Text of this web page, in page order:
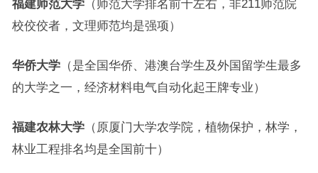
福建师范大学（师范大学排名前十左右，非211师范院
校佼佼者，文理师范均是强项）
华侨大学（是全国华侨、港澳台学生及外国留学生最多
的大学之一，经济材料电气自动化起王牌专业）
福建农林大学（原厦门大学农学院，植物保护，林学，
林业工程排名均是全国前十）